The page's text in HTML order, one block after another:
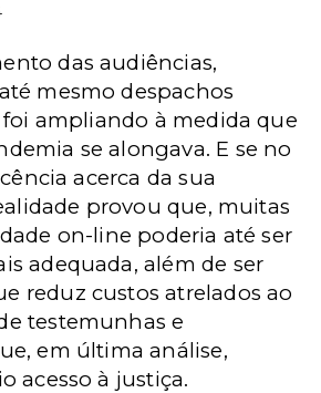
das audiências,
mesmo despachos
ampliando à medida que
se alongava. E se no
acerca da sua
provou que, muitas
on-line poderia até ser
adequada, além de ser
reduz custos atrelados ao
testemunhas e
em última análise,
acesso à justiça.